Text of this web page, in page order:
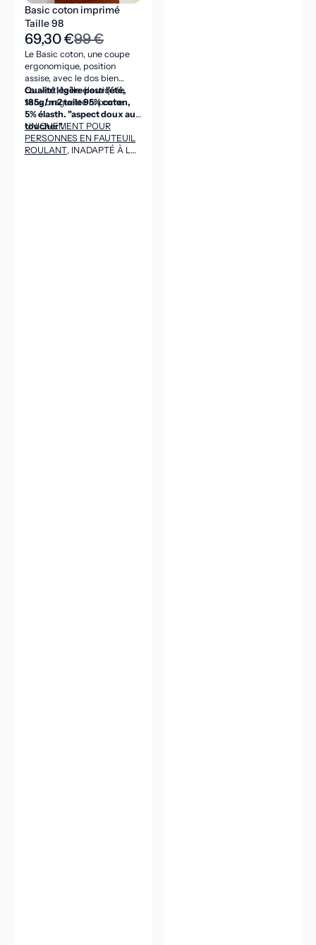
Basic coton imprimé
Taille 98
69,30 €99 €
Le Basic coton, une coupe
ergonomique, position
assise, avec le dos bien
couvert, taille élastiquée,
sans braguette ni poche.
Qualité légère pour l'été,
185g/m2 toile 95% coton,
5% élasth. "aspect doux au
toucher".
UNIQUEMENT POUR
PERSONNES EN FAUTEUIL
ROULANT, INADAPTÉ À LA